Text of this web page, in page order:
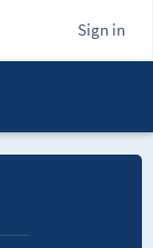
Sign in